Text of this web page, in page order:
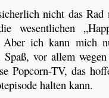
nicht das
wesentlichen
Aber ich kann mich
vor allem
Popcorn-TV, das
halten kann.